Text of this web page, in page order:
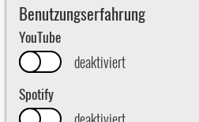
Benutzungserfahrung
YouTube
deaktiviert
Spotify
2024
2025
2026